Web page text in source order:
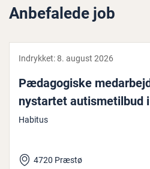
Anbefalede job
Indrykket:8. august 2026
Pæ­da­go­gi­ske
nystartet au­tis­me­til­bud
Habitus
4720 Præstø